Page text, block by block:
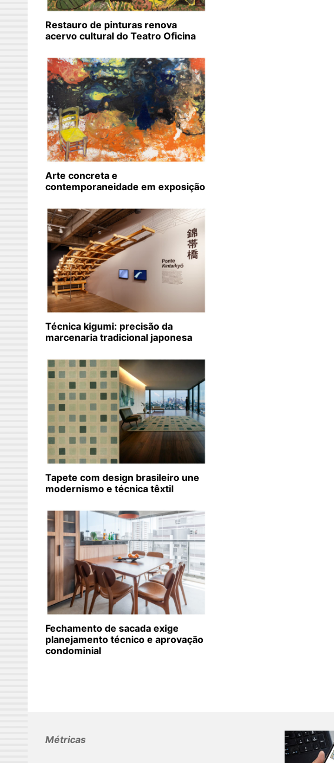
Restauro de pinturas renova
acervo cultural do Teatro Oficina
Arte concreta e
contemporaneidade em exposição
Técnica kigumi: precisão da
marcenaria tradicional japonesa
Tapete com design brasileiro une
modernismo e técnica têxtil
Fechamento de sacada exige
planejamento técnico e aprovação
condominial
Métricas